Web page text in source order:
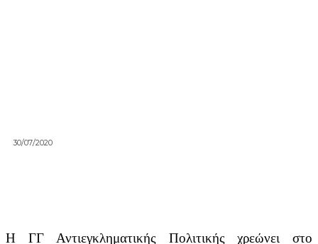
30/07/2020
Η ΓΓ Αντιεγκληματικής Πολιτικής χρεώνει στο